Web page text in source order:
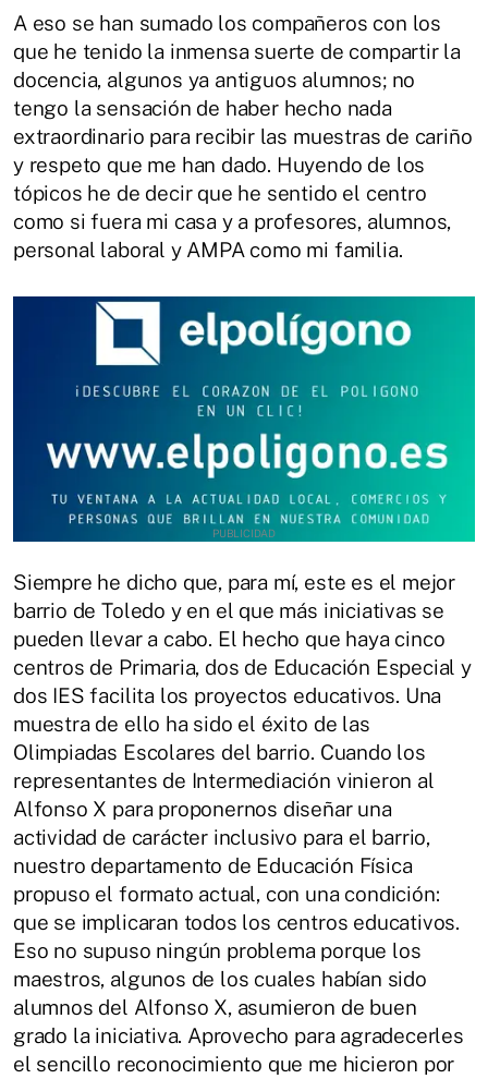
A eso se han sumado los compañeros con los
que he tenido la inmensa suerte de compartir la
docencia, algunos ya antiguos alumnos; no
tengo la sensación de haber hecho nada
extraordinario para recibir las muestras de cariño
y respeto que me han dado. Huyendo de los
tópicos he de decir que he sentido el centro
como si fuera mi casa y a profesores, alumnos,
personal laboral y AMPA como mi familia.
Siempre he dicho que, para mí, este es el mejor
barrio de Toledo y en el que más iniciativas se
pueden llevar a cabo. El hecho que haya cinco
centros de Primaria, dos de Educación Especial y
dos IES facilita los proyectos educativos. Una
muestra de ello ha sido el éxito de las
Olimpiadas Escolares del barrio. Cuando los
representantes de Intermediación vinieron al
Alfonso X para proponernos diseñar una
actividad de carácter inclusivo para el barrio,
nuestro departamento de Educación Física
propuso el formato actual, con una condición:
que se implicaran todos los centros educativos.
Eso no supuso ningún problema porque los
maestros, algunos de los cuales habían sido
alumnos del Alfonso X, asumieron de buen
grado la iniciativa. Aprovecho para agradecerles
el sencillo reconocimiento que me hicieron por